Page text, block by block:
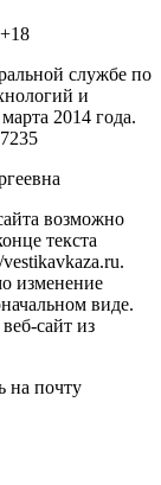
+18
службе по
и
2014 года.
возможно
текста
изменение
виде.
сайт из
на почту